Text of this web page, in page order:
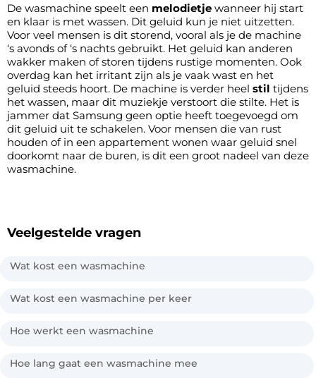
De wasmachine speelt een melodietje wanneer hij start
en klaar is met wassen. Dit geluid kun je niet uitzetten.
Voor veel mensen is dit storend, vooral als je de machine
‘s avonds of ‘s nachts gebruikt. Het geluid kan anderen
wakker maken of storen tijdens rustige momenten. Ook
overdag kan het irritant zijn als je vaak wast en het
geluid steeds hoort. De machine is verder heel stil tijdens
het wassen, maar dit muziekje verstoort die stilte. Het is
jammer dat Samsung geen optie heeft toegevoegd om
dit geluid uit te schakelen. Voor mensen die van rust
houden of in een appartement wonen waar geluid snel
doorkomt naar de buren, is dit een groot nadeel van deze
wasmachine.
Veelgestelde vragen
Wat kost een wasmachine
Wat kost een wasmachine per keer
Hoe werkt een wasmachine
Hoe lang gaat een wasmachine mee